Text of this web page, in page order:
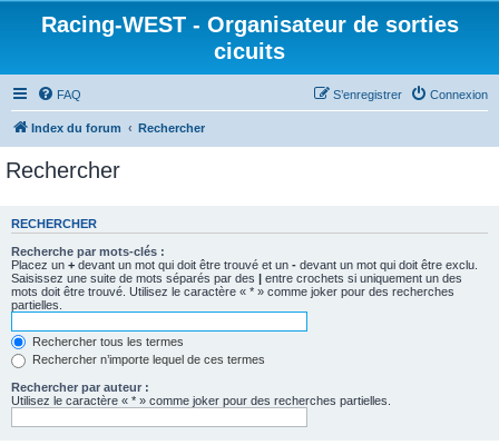
Racing-WEST - Organisateur de sorties
cicuits
FAQ Connexion
S’enregistrer
Index du forum Rechercher
Rechercher
RECHERCHER
Recherche par mots-clés :
Placez un + devant un mot qui doit être trouvé et un - devant un mot qui doit être exclu.
Saisissez une suite de mots séparés par des | entre crochets si uniquement un des
mots doit être trouvé. Utilisez le caractère « * » comme joker pour des recherches
partielles.
Rechercher tous les termes
Rechercher n’importe lequel de ces termes
Rechercher par auteur :
Utilisez le caractère « * » comme joker pour des recherches partielles.